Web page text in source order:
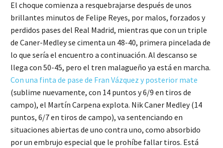
El choque comienza a resquebrajarse después de unos
brillantes minutos de Felipe Reyes, por malos, forzados y
perdidos pases del Real Madrid, mientras que con un triple
de Caner-Medley se cimenta un 48-40, primera pincelada de
lo que sería el encuentro a continuación. Al descanso se
llega con 50-45, pero el tren malagueño ya está en marcha.
Con una finta de pase de Fran Vázquez y posterior mate
(sublime nuevamente, con 14 puntos y 6/9 en tiros de
campo), el Martín Carpena explota. Nik Caner Medley (14
puntos, 6/7 en tiros de campo), va sentenciando en
situaciones abiertas de uno contra uno, como absorbido
por un embrujo especial que le prohíbe fallar tiros. Está